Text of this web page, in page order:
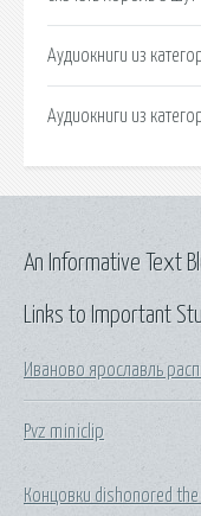
Аудиокниги из
Аудиокниги из
Links to Important
Иваново ярославль
Pvz miniclip
Концовки dishonored
An Informative Text